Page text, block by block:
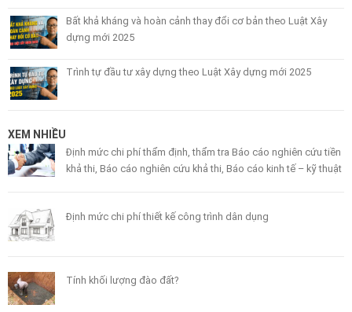
Bất khả kháng và hoàn cảnh thay đổi cơ bản theo Luật Xây
dựng mới 2025
Trình tự đầu tư xây dựng theo Luật Xây dựng mới 2025
XEM NHIỀU
Định mức chi phí thẩm định, thẩm tra Báo cáo nghiên cứu tiền
khả thi, Báo cáo nghiên cứu khả thi, Báo cáo kinh tế – kỹ thuật
Định mức chi phí thiết kế công trình dân dụng
Tính khối lượng đào đất?